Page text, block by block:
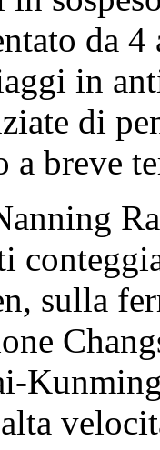
da
in
di
breve
sulla